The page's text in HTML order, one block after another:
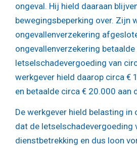
ongeval. Hij hield daaraan
bewegingsbeperking over. Zijn
ongevallenverzekering
ongevallenverzekering betaalde
letselschadevergoeding van
werkgever hield daarop circa €
en betaalde circa € 20.000 aan
De werkgever hield belasting
dat de letselschadevergoeding
dienstbetrekking en dus loon